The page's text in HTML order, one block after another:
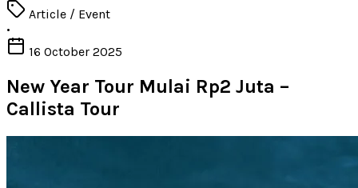
Article / Event
•
16 October 2025
New Year Tour Mulai Rp2 Juta –
Callista Tour